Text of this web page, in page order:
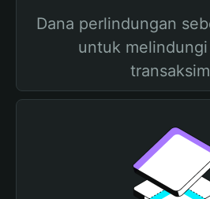
Dana perlindungan
untuk